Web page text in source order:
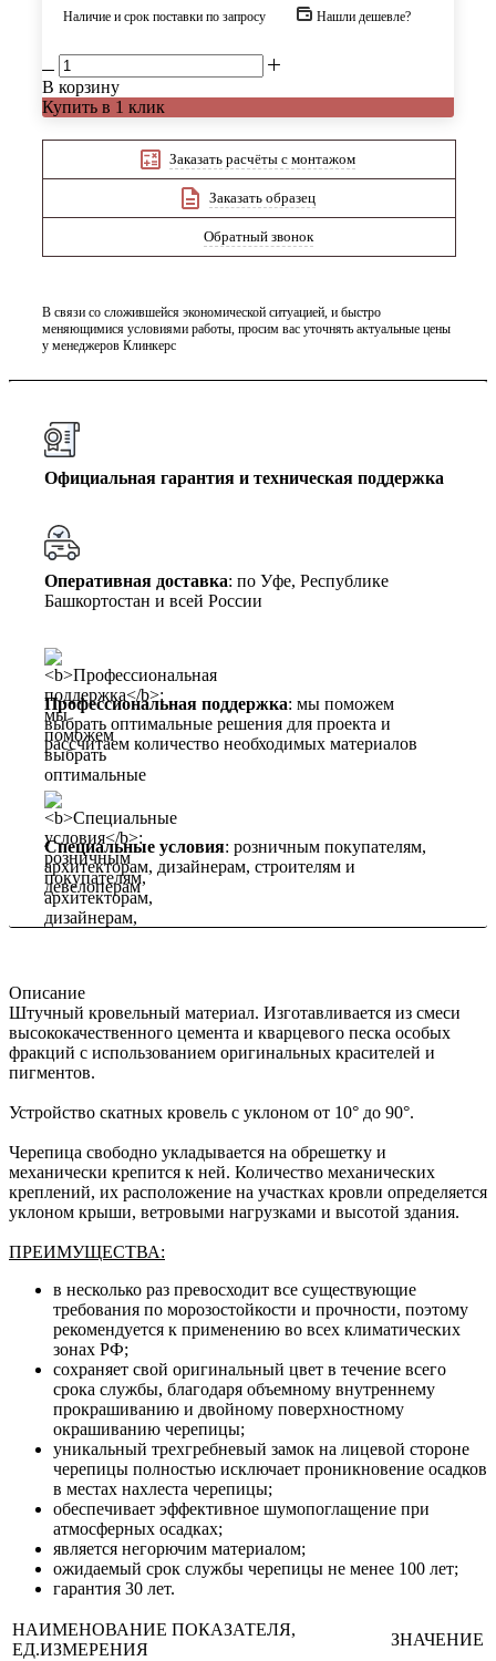
Наличие и срок поставки по запросу Нашли дешевле?
В корзину
Купить в 1 клик
Заказать расчёты с монтажом
Заказать образец
Обратный звонок
В связи со сложившейся экономической ситуацией, и быстро
меняющимися условиями работы, просим вас уточнять актуальные цены
у менеджеров Клинкерс
Официальная гарантия и техническая поддержка
Оперативная доставка: по Уфе, Республике
Башкортостан и всей России
Профессиональная поддержка: мы поможем
выбрать оптимальные решения для проекта и
рассчитаем количество необходимых материалов
Специальные условия: розничным покупателям,
архитекторам, дизайнерам, строителям и
девелоперам
Описание
Штучный кровельный материал. Изготавливается из смеси
высококачественного цемента и кварцевого песка особых
фракций с использованием оригинальных красителей и
пигментов.
Устройство скатных кровель с уклоном от 10° до 90°.
Черепица свободно укладывается на обрешетку и
механически крепится к ней. Количество механических
креплений, их расположение на участках кровли определяется
уклоном крыши, ветровыми нагрузками и высотой здания.
ПРЕИМУЩЕСТВА:
в несколько раз превосходит все существующие
требования по морозостойкости и прочности, поэтому
рекомендуется к применению во всех климатических
зонах РФ;
сохраняет свой оригинальный цвет в течение всего
срока службы, благодаря объемному внутреннему
прокрашиванию и двойному поверхностному
окрашиванию черепицы;
уникальный трехгребневый замок на лицевой стороне
черепицы полностью исключает проникновение осадков
в местах нахлеста черепицы;
обеспечивает эффективное шумопоглащение при
атмосферных осадках;
является негорючим материалом;
ожидаемый срок службы черепицы не менее 100 лет;
гарантия 30 лет.
НАИМЕНОВАНИЕ ПОКАЗАТЕЛЯ,
ЕД.ИЗМЕРЕНИЯ
ЗНАЧЕНИЕ